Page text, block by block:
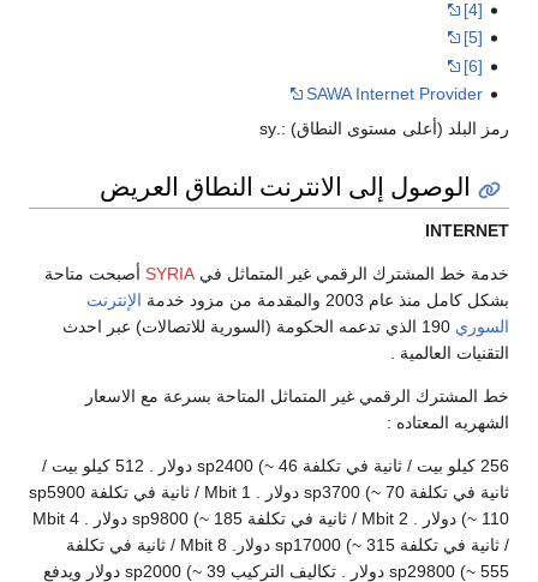
[4]
[5]
[6]
SAWA Internet Provider
رمز البلد (أعلى مستوى النطاق) :.sy
الوصول إلى الانترنت النطاق العريض
INTERNET
خدمة خط المشترك الرقمي غير المتماثل في SYRIA أصبحت متاحة
بشكل كامل منذ عام 2003 والمقدمة من مزود خدمة
الإنترنت
السوري
190 الذي تدعمه الحكومة (السورية للاتصالات) عبر احدث
التقنيات العالمية .
خط المشترك الرقمي غير المتماثل المتاحة بسرعة مع الاسعار
الشهريه المعتاده :
256 كيلو بيت / ثانية في تكلفة sp2400 (~ 46 دولار . 512 كيلو بيت /
ثانية في تكلفة sp3700 (~ 70 دولار . 1 Mbit / ثانية في تكلفة sp5900
(~ 110 دولار . 2 Mbit / ثانية في تكلفة sp9800 (~ 185 دولار . 4 Mbit
/ ثانية في تكلفة sp17000 (~ 315 دولار. 8 Mbit / ثانية في تكلفة
sp29800 (~ 555 دولار . تكاليف التركيب sp2000 (~ 39 دولار ويدفع